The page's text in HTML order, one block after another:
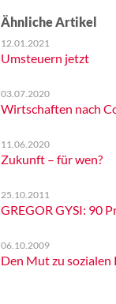
Ähnliche Artikel
12.01.2021
Umsteuern jetzt
03.07.2020
Wirtschaften nach
11.06.2020
Zukunft – für wen?
25.10.2011
GREGOR GYSI: 90
06.10.2009
Den Mut zu